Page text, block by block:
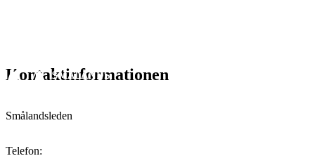
Kontaktinformationen
Smålandsleden
Telefon: